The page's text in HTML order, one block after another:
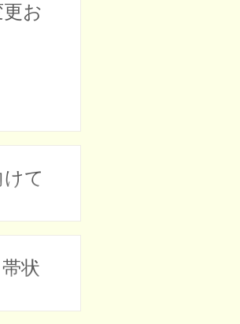
お
て
状